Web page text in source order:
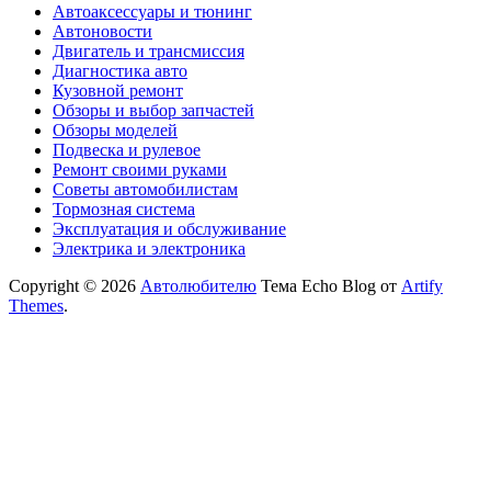
Автоаксессуары и тюнинг
Автоновости
Двигатель и трансмиссия
Диагностика авто
Кузовной ремонт
Обзоры и выбор запчастей
Обзоры моделей
Подвеска и рулевое
Ремонт своими руками
Советы автомобилистам
Тормозная система
Эксплуатация и обслуживание
Электрика и электроника
Copyright © 2026 Автолюбителю Тема Echo Blog от Artify
Themes.